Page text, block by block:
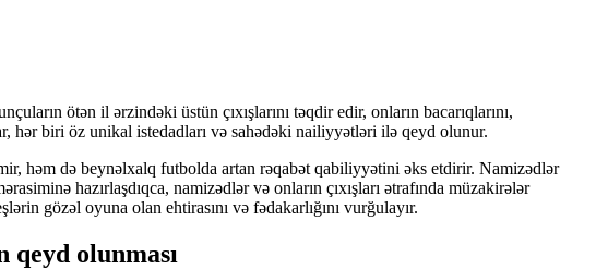
ötən il ərzindəki üstün çıxışlarını təqdir edir, onların bacarıqlarını,
hər biri öz unikal istedadları və sahədəki nailiyyətləri ilə qeyd olunur.
həm də beynəlxalq futbolda artan rəqabət qabiliyyətini əks etdirir. Namizədlər
hazırlaşdıqca, namizədlər və onların çıxışları ətrafında müzakirələr
gözəl oyuna olan ehtirasını və fədakarlığını vurğulayır.
qeyd olunması